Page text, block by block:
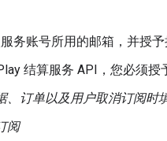
务账号所用的邮箱，并授予
结算服务 API，您必须授
、订单以及用户取消订阅时
阅